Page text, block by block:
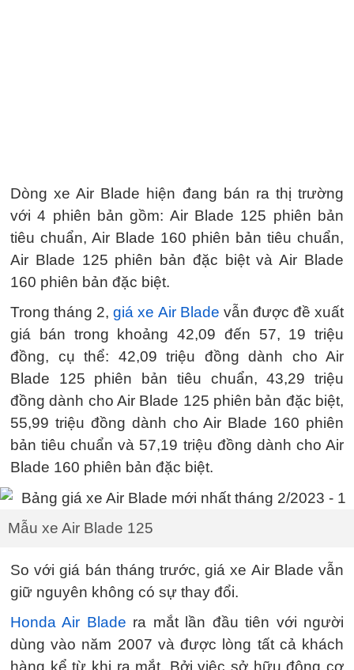
Dòng xe Air Blade hiện đang bán ra thị trường
với 4 phiên bản gồm: Air Blade 125 phiên bản
tiêu chuẩn, Air Blade 160 phiên bản tiêu chuẩn,
Air Blade 125 phiên bản đặc biệt và Air Blade
160 phiên bản đặc biệt.
Trong tháng 2,giá xe Air Blade vẫn được đề xuất
giá bán trong khoảng 42,09 đến 57, 19 triệu
đồng, cụ thể: 42,09 triệu đồng dành cho Air
Blade 125 phiên bản tiêu chuẩn, 43,29 triệu
đồng dành cho Air Blade 125 phiên bản đặc biệt,
55,99 triệu đồng dành cho Air Blade 160 phiên
bản tiêu chuẩn và 57,19 triệu đồng dành cho Air
Blade 160 phiên bản đặc biệt.
Mẫu xe Air Blade 125
So với giá bán tháng trước, giá xe Air Blade vẫn
giữ nguyên không có sự thay đổi.
Honda Air Blade ra mắt lần đầu tiên với người
dùng vào năm 2007 và được lòng tất cả khách
hàng kể từ khi ra mắt. Bởi việc sở hữu động cơ